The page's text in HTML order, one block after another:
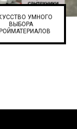
УМНОГО
ВЫБОРА